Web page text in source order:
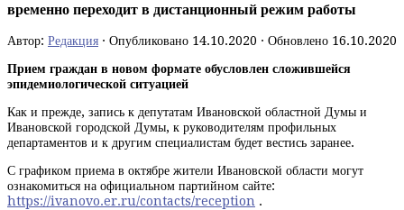
временно переходит в дистанционный режим работы
Автор: Редакция · Опубликовано 14.10.2020 · Обновлено 16.10.2020
Прием граждан в новом формате обусловлен сложившейся
эпидемиологической ситуацией
Как и прежде, запись к депутатам Ивановской областной Думы и
Ивановской городской Думы, к руководителям профильных
департаментов и к другим специалистам будет вестись заранее.
С графиком приема в октябре жители Ивановской области могут
ознакомиться на официальном партийном сайте:
https://ivanovo.er.ru/contacts/reception .